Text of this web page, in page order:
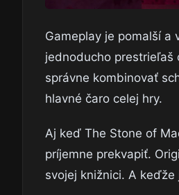
Gameplay je pomalší a
jednoducho prestrieľaš
správne kombinovať
hlavné čaro celej hry.
Aj keď The Stone of
príjemne prekvapiť.
svojej knižnici. A